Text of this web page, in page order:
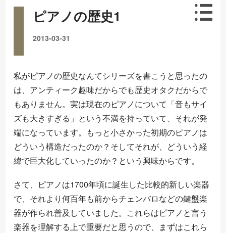
ピアノの歴史1
2013-03-31
私がピアノの歴史なんてシリーズを書こうと思ったの
は、アンティーク趣味だからでも歴史オタクだからで
もありません。実は現在のピアノについて「音もサイ
ズも大きすぎる」という不満を持っていて、それが発
端になっています。もっと小さかった初期のピアノは
どういう構造だったのか？そしてそれが、どういう経
緯で巨大化していったのか？という興味からです。
さて、ピアノは1700年頃に誕生した比較的新しい楽器
で、それより何百年も前からチェンバロなどの鍵盤楽
器が作られ普及していました。これらはピアノと言う
楽器を理解する上で重要だと思うので、まずはこれら